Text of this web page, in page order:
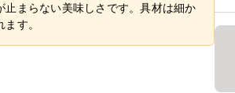
まらない美味しさです。具材は細か
す。